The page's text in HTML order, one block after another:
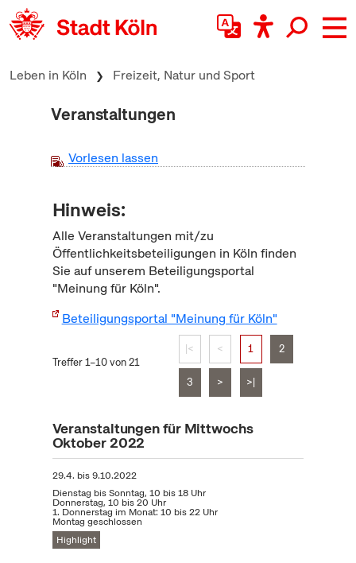
zum Inhalt springen
Leben in Köln Freizeit, Natur und Sport
Veranstaltungen
Vorlesen lassen
Hinweis:
Alle Veranstaltungen mit/zu
Öffentlichkeitsbeteiligungen in Köln finden
Sie auf unserem Beteiligungsportal
"Meinung für Köln".
Beteiligungsportal "Meinung für Köln"
Treffer 1–10 von 21
|< < 1 2
3 > >|
Veranstaltungen für Mittwochs
Oktober 2022
29.4. bis9.10.2022
Dienstag bis Sonntag, 10 bis 18 Uhr
Donnerstag, 10 bis 20 Uhr
1. Donnerstag im Monat: 10 bis 22 Uhr
Montag geschlossen
Highlight